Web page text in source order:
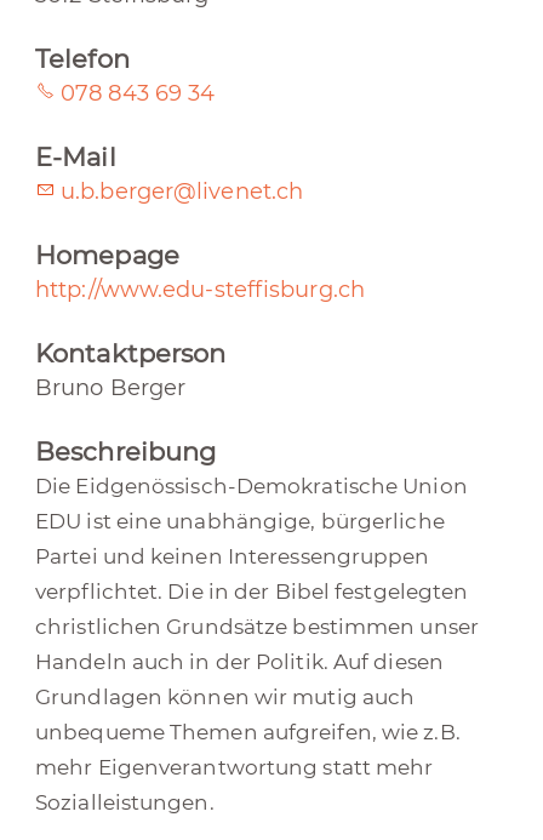
Telefon
078 843 69 34
E-Mail
u.b.berger@livenet.ch
Homepage
http://www.edu-steffisburg.ch
Kontaktperson
Bruno Berger
Beschreibung
Die Eidgenössisch-Demokratische Union
EDU ist eine unabhängige, bürgerliche
Partei und keinen Interessengruppen
verpflichtet. Die in der Bibel festgelegten
christlichen Grundsätze bestimmen unser
Handeln auch in der Politik. Auf diesen
Grundlagen können wir mutig auch
unbequeme Themen aufgreifen, wie z.B.
mehr Eigenverantwortung statt mehr
Sozialleistungen.